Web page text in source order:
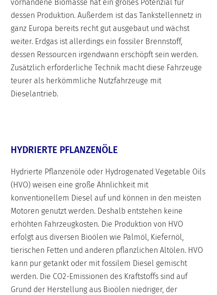
vorhandene Biomasse hat ein großes Potenzial für
dessen Produktion. Außerdem ist das Tankstellennetz in
ganz Europa bereits recht gut ausgebaut und wächst
weiter. Erdgas ist allerdings ein fossiler Brennstoff,
dessen Ressourcen irgendwann erschöpft sein werden.
Zusätzlich erforderliche Technik macht diese Fahrzeuge
teurer als herkömmliche Nutzfahrzeuge mit
Dieselantrieb.
HYDRIERTE PFLANZENÖLE
Hydrierte Pflanzenöle oder Hydrogenated Vegetable Oils
(HVO) weisen eine große Ähnlichkeit mit
konventionellem Diesel auf und können in den meisten
Motoren genutzt werden. Deshalb entstehen keine
erhöhten Fahrzeugkosten. Die Produktion von HVO
erfolgt aus diversen Bioölen wie Palmöl, Kiefernöl,
tierischen Fetten und anderen pflanzlichen Altölen. HVO
kann pur getankt oder mit fossilem Diesel gemischt
werden. Die CO2-Emissionen des Kraftstoffs sind auf
Grund der Herstellung aus Bioölen niedriger, der